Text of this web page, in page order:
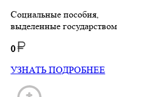
Социальные пособия,
выделенные государством
0
УЗНАТЬ ПОДРОБНЕЕ